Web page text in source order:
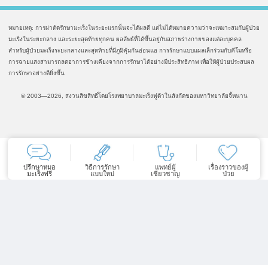
ปรึกษาหมอ
มะเร็งฟรี
วิธีการรักษา
แบบใหม่
แพทย์ผู้
เชี่ยวชาญ
เรื่องราวของผู้
ป่วย
หมายเหตุ: การผ่าตัดรักษามะเร็งในระยะแรกนั้นจะได้ผลดี แต่ไม่ได้หมายความว่าจะเหมาะสมกับผู้ป่วย
มะเร็งในระยะกลาง และระยะสุดท้ายทุกคน ผลลัพธ์ที่ได้ขึ้นอยู่กับสภาพร่างกายของแต่ละบุคคล
สำหรับผู้ป่วยมะเร็งระยะกลางและสุดท้ายที่มีภูมิคุ้มกันอ่อนแอ การรักษาแบบแผลเล็กร่วมกับคีโมหรือ
การฉายแสงสามารถลดอาการข้างเคียงจากการรักษาได้อย่างมีประสิทธิภาพ เพื่อให้ผู้ป่วยประสบผล
การรักษาอย่างดียิ่งขึ้น
© 2003—2026, สงวนสิขสิทธิ์โดยโรงพยาบาลมะเร็งฟูด้าในสังกัดของมหาวิทยาลัยจี้หนาน